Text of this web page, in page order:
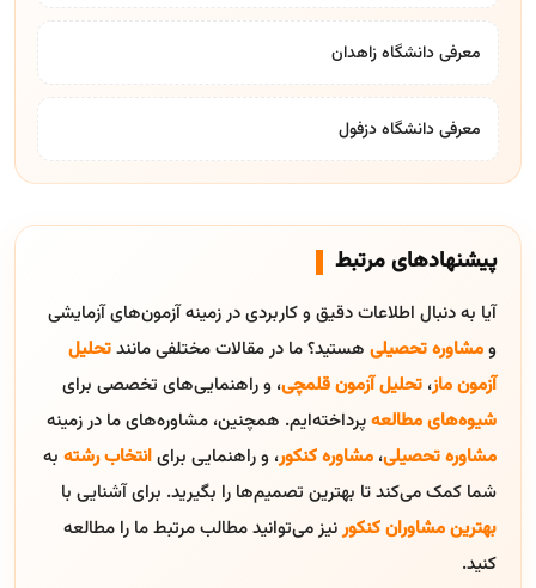
معرفی دانشگاه زاهدان
معرفی دانشگاه دزفول
پیشنهادهای مرتبط
آیا به دنبال اطلاعات دقیق و کاربردی در زمینه آزمون‌های آزمایشی
ومشاوره تحصیلی هستید؟ ما در مقالات مختلفی مانندتحلیل
آزمون ماز، تحلیل آزمون قلمچی، و راهنمایی‌های تخصصی برای
شیوه‌های مطالعهپرداخته‌ایم. همچنین، مشاوره‌های ما در زمینه
مشاوره تحصیلی، مشاوره کنکور، و راهنمایی برایانتخاب رشته به
شما کمک می‌کند تا بهترین تصمیم‌ها را بگیرید. برای آشنایی با
بهترین مشاوران کنکورنیز می‌توانید مطالب مرتبط ما را مطالعه
کنید.